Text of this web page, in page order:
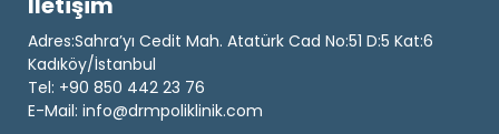
Adres:Sahra’yı Cedit Mah. Atatürk Cad No:51 D:5 Kat:6
Kadıköy/İstanbul
Tel: +90 850 442 23 76
E-Mail: info@drmpoliklinik.com